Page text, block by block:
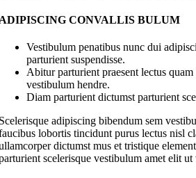
CONVALLIS BULUM
Vestibulum penatibus nunc dui
parturient suspendisse.
Abitur parturient praesent lectus
vestibulum hendre.
Diam parturient dictumst parturient
adipiscing bibendum sem
lobortis tincidunt purus lectus nisl
dictumst mus et tristique
scelerisque vestibulum amet elit ut